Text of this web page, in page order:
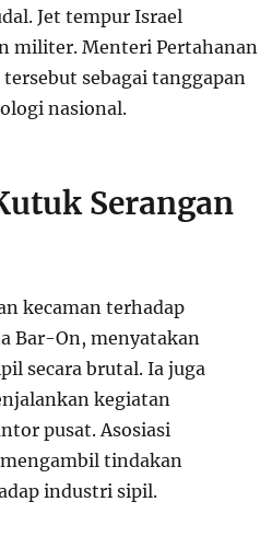
Jet tempur Israel
militer. Menteri Pertahanan
sebagai tanggapan
nasional.
Serangan
kecaman terhadap
Bar-On, menyatakan
secara brutal. Ia juga
kegiatan
pusat. Asosiasi
tindakan
industri sipil.